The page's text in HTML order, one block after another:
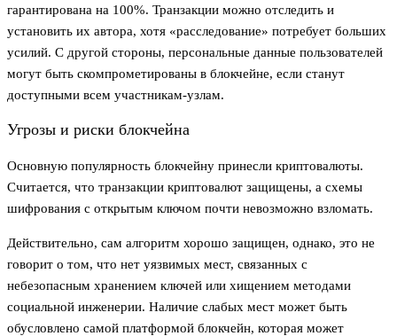
гарантирована на 100%. Транзакции можно отследить и
установить их автора, хотя «расследование» потребует больших
усилий. С другой стороны, персональные данные пользователей
могут быть скомпрометированы в блокчейне, если станут
доступными всем участникам-узлам.
Угрозы и риски блокчейна
Основную популярность блокчейну принесли криптовалюты.
Считается, что транзакции криптовалют защищены, а схемы
шифрования с открытым ключом почти невозможно взломать.
Действительно, сам алгоритм хорошо защищен, однако, это не
говорит о том, что нет уязвимых мест, связанных с
небезопасным хранением ключей или хищением методами
социальной инженерии. Наличие слабых мест может быть
обусловлено самой платформой блокчейн, которая может